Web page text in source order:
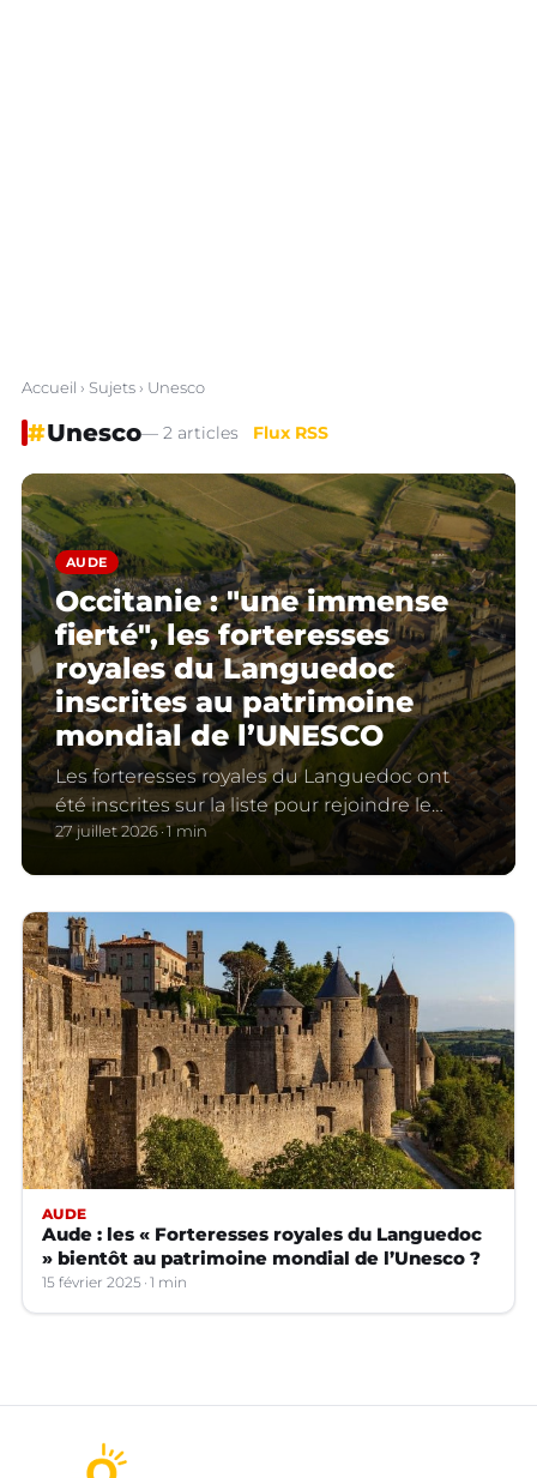
Accueil › Sujets› Unesco
#Unesco— 2 articles Flux RSS
AUDE
Occitanie : "une immense
fierté", les forteresses
royales du Languedoc
inscrites au patrimoine
mondial de l’UNESCO
Les forteresses royales du Languedoc ont
été inscrites sur la liste pour rejoindre le
patrimoine mondial de l'UNESCO.
27 juillet 2026 1 min
AUDE
Aude : les « Forteresses royales du Languedoc
» bientôt au patrimoine mondial de l’Unesco ?
15 février 2025 1 min